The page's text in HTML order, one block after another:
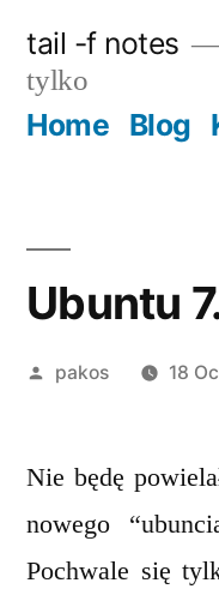
content
tail -f notes
tylko
Home Blog
Ubuntu
Posted
pakos 18
Nie będę
nowego
Pochwale się